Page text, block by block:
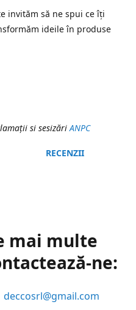
invităm să ne spui ce îți
ideile în produse
si sesizăriANPC
RECENZII
mai multe
ne:
deccosrl@gmail.com